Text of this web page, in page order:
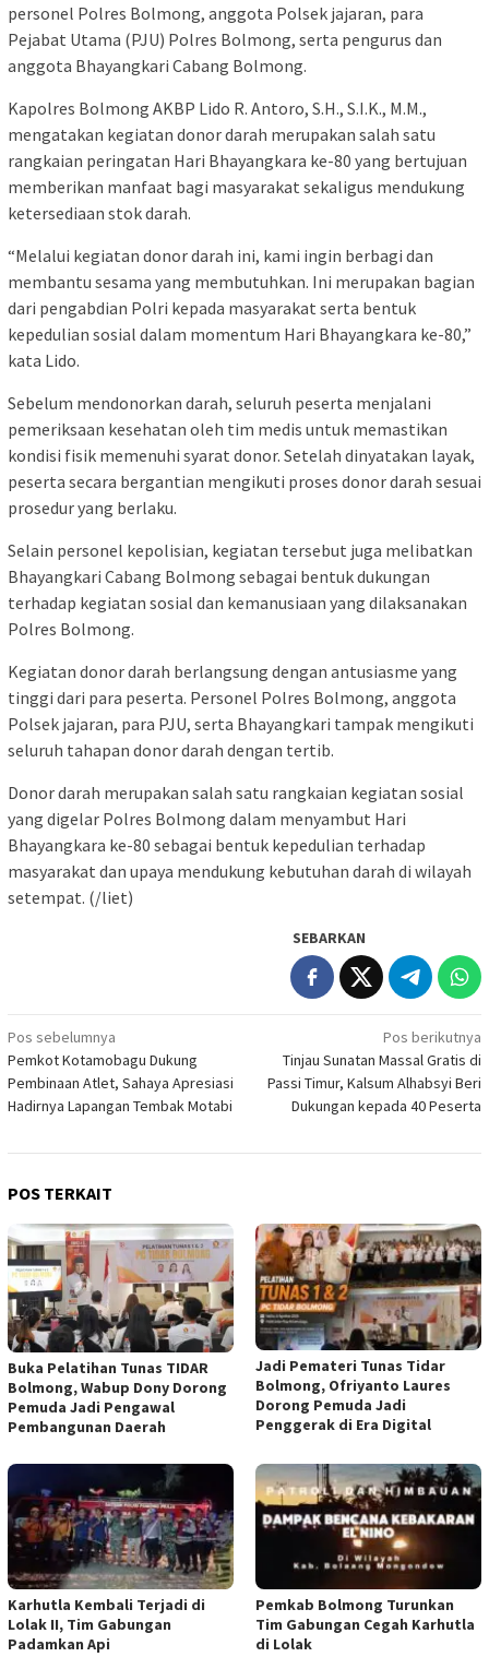
personel Polres Bolmong, anggota Polsek jajaran, para
Pejabat Utama (PJU) Polres Bolmong, serta pengurus dan
anggota Bhayangkari Cabang Bolmong.
Kapolres Bolmong AKBP Lido R. Antoro, S.H., S.I.K., M.M.,
mengatakan kegiatan donor darah merupakan salah satu
rangkaian peringatan Hari Bhayangkara ke-80 yang bertujuan
memberikan manfaat bagi masyarakat sekaligus mendukung
ketersediaan stok darah.
“Melalui kegiatan donor darah ini, kami ingin berbagi dan
membantu sesama yang membutuhkan. Ini merupakan bagian
dari pengabdian Polri kepada masyarakat serta bentuk
kepedulian sosial dalam momentum Hari Bhayangkara ke-80,”
kata Lido.
Sebelum mendonorkan darah, seluruh peserta menjalani
pemeriksaan kesehatan oleh tim medis untuk memastikan
kondisi fisik memenuhi syarat donor. Setelah dinyatakan layak,
peserta secara bergantian mengikuti proses donor darah sesuai
prosedur yang berlaku.
Selain personel kepolisian, kegiatan tersebut juga melibatkan
Bhayangkari Cabang Bolmong sebagai bentuk dukungan
terhadap kegiatan sosial dan kemanusiaan yang dilaksanakan
Polres Bolmong.
Kegiatan donor darah berlangsung dengan antusiasme yang
tinggi dari para peserta. Personel Polres Bolmong, anggota
Polsek jajaran, para PJU, serta Bhayangkari tampak mengikuti
seluruh tahapan donor darah dengan tertib.
Donor darah merupakan salah satu rangkaian kegiatan sosial
yang digelar Polres Bolmong dalam menyambut Hari
Bhayangkara ke-80 sebagai bentuk kepedulian terhadap
masyarakat dan upaya mendukung kebutuhan darah di wilayah
setempat. (/liet)
SEBARKAN
Navigasi
pos
Pos sebelumnya
Pemkot Kotamobagu Dukung
Pembinaan Atlet, Sahaya Apresiasi
Hadirnya Lapangan Tembak Motabi
Pos berikutnya
Tinjau Sunatan Massal Gratis di
Passi Timur, Kalsum Alhabsyi Beri
Dukungan kepada 40 Peserta
POS TERKAIT
Buka Pelatihan Tunas TIDAR
Bolmong, Wabup Dony Dorong
Pemuda Jadi Pengawal
Pembangunan Daerah
Jadi Pemateri Tunas Tidar
Bolmong, Ofriyanto Laures
Dorong Pemuda Jadi
Penggerak di Era Digital
Karhutla Kembali Terjadi di
Lolak II, Tim Gabungan
Padamkan Api
Pemkab Bolmong Turunkan
Tim Gabungan Cegah Karhutla
di Lolak